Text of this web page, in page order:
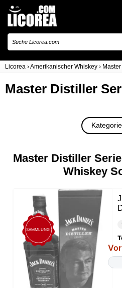
Licorea ›Amerikanischer Whiskey ›
Master Distiller
Master Distiller
Whiskey
SAMMLUNG